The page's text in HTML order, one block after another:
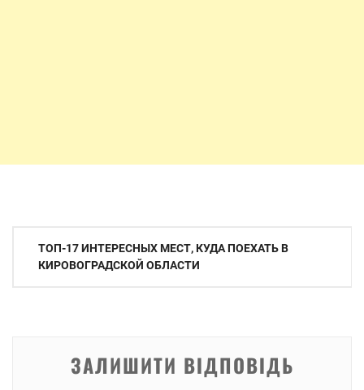
Навігація
записів
ТОП-17 ИНТЕРЕСНЫХ МЕСТ, КУДА ПОЕХАТЬ В
КИРОВОГРАДСКОЙ ОБЛАСТИ
ЗАЛИШИТИ ВІДПОВІДЬ